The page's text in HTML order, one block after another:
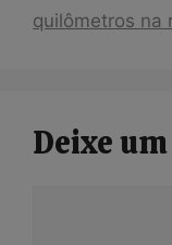
quilômetros na
Deixe